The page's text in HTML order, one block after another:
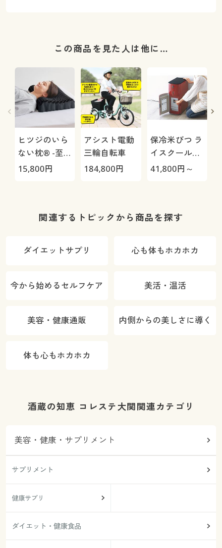
この商品を見た人は他に…
ヒツジのいら
ない枕® -至
極-
15,800円
アシスト電動
三輪自転車
184,800円
保冷米びつ ラ
イスクール
HRC-
41,800円～
関連するトピックから商品を探す
ダイエットサプリ 心も体もホカホカ
今から始めるセルフケア 美活・温活
美容・健康通販 内側からの美しさに導く
体も心もホカホカ
酒蔵の知恵 コレステ大関関連カテゴリ
美容・健康・サプリメント
サプリメント
健康サプリ
ダイエット・健康食品